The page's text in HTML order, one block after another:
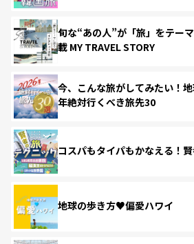
旬な“あの人”が「旅」をテー
載 MY TRAVEL STORY
今、こんな旅がしてみたい！
年絶対行くべき旅先30
コスパもタイパもかなえる！
地球の歩き方♥偏愛ハワイ